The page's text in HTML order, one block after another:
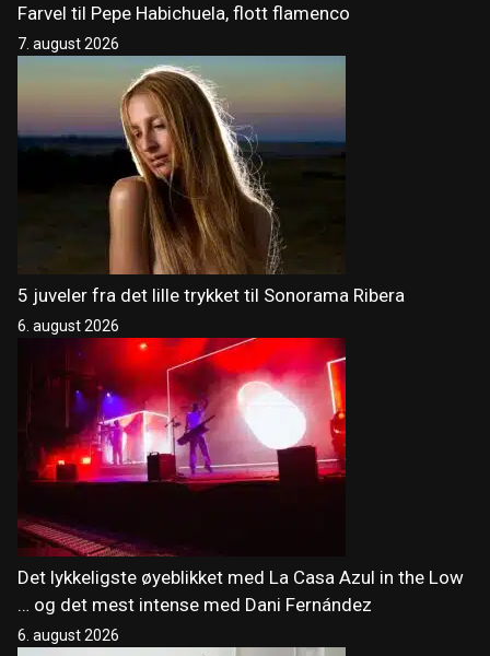
Farvel til Pepe Habichuela, flott flamenco
7. august 2026
5 juveler fra det lille trykket til Sonorama Ribera
6. august 2026
Det lykkeligste øyeblikket med La Casa Azul in the Low
… og det mest intense med Dani Fernández
6. august 2026